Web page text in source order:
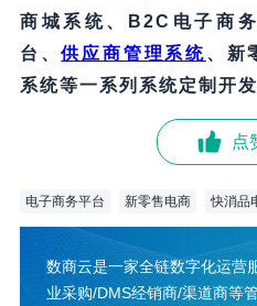
商城系统、B2C电子商
台、供应商管理系统、新
系统等一系列系统定制开发
点
电子商务平台 新零售电商 快消品
数商云是一家全链数字化运营
业采购/DMS经销商/渠道商等